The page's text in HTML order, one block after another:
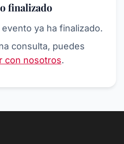
finalizado
ya ha finalizado.
consulta, puedes
con nosotros.